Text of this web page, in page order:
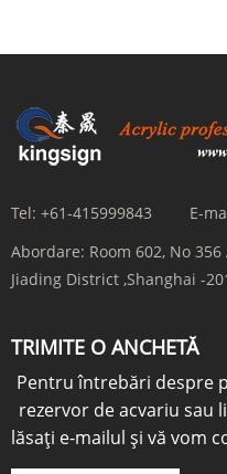
Tel: +61-415999843 E-
Abordare: Room 602, No
Jiading District ,Shanghai -
TRIMITE O ANCHETĂ
Pentru întrebări despre
rezervor de acvariu sau
lăsați e-mailul și vă vom